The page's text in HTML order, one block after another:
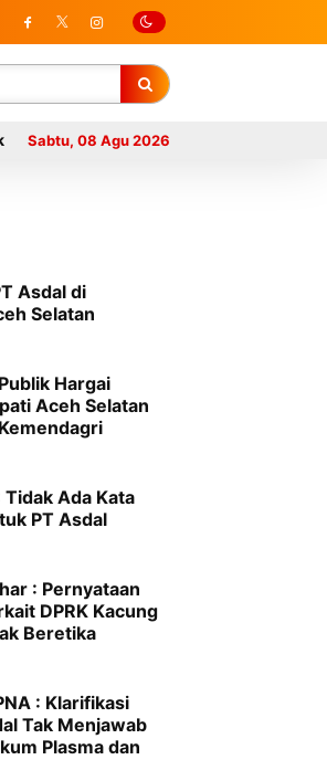
Sabtu, 08 Agu 2026
Asdal di
Selatan
Hargai
Aceh Selatan
Ada Kata
PT Asdal
: Pernyataan
DPRK Kacung
Beretika
: Klarifikasi
Tak Menjawab
Plasma dan